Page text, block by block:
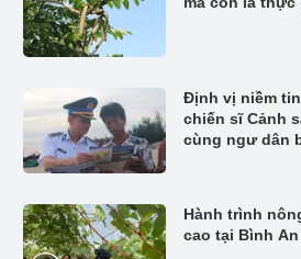
Định vị niềm
chiến sĩ Cảnh
cùng ngư dân
Hành trình
cao tại Bình An